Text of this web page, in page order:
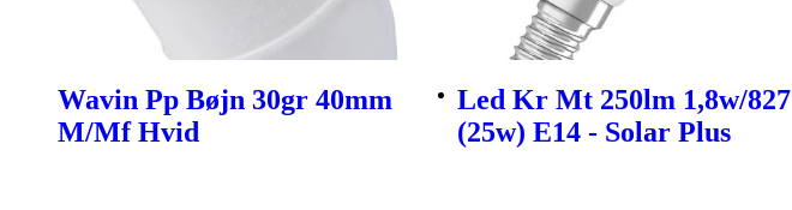
Wavin Pp Bøjn 30gr 40mm
M/Mf Hvid
Led Kr Mt 250lm 1,8w/827
(25w) E14 - Solar Plus